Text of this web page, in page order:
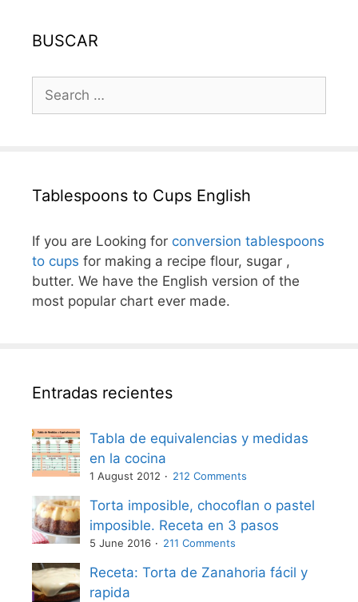
BUSCAR
for:
Tablespoons to Cups English
If you are Looking for conversion tablespoons
to cups for making a recipe flour, sugar ,
butter. We have the English version of the
most popular chart ever made.
Entradas recientes
Tabla de equivalencias y medidas
en la cocina
1 August 2012 212 Comments
Torta imposible, chocoflan o pastel
imposible. Receta en 3 pasos
5 June 2016 211 Comments
Receta: Torta de Zanahoria fácil y
rapida